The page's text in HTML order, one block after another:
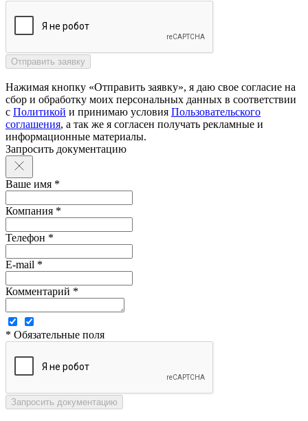
Нажимая кнопку «Отправить заявку», я даю свое согласие на
сбор и обработку моих персональных данных в соответствии
с Политикой и принимаю условия Пользовательского
соглашения, а так же я согласен получать рекламные и
информационные материалы.
Запросить документацию
Ваше имя *
Компания *
Телефон *
E-mail *
Комментарий *
* Обязательные поля